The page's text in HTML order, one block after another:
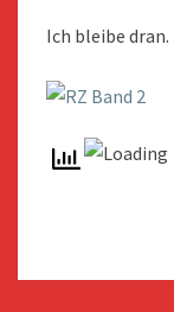
Ich bleibe